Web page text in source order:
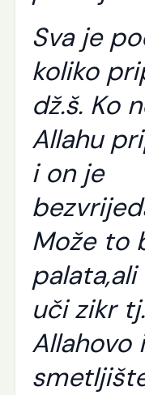
Sva je
koliko
dž.š. Ko
Allahu
i on je
Može to
uči zikr
Allahovo